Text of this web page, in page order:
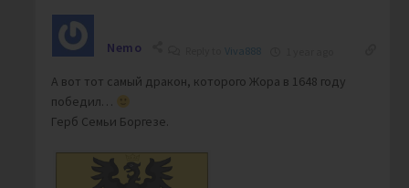
Nemo Viva888
А вот тот самый дракон, которого Жора в 1648 году
победил…
Герб Семьи Боргезе.